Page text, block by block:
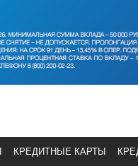
КРЕДИТНЫЕ КАРТЫ